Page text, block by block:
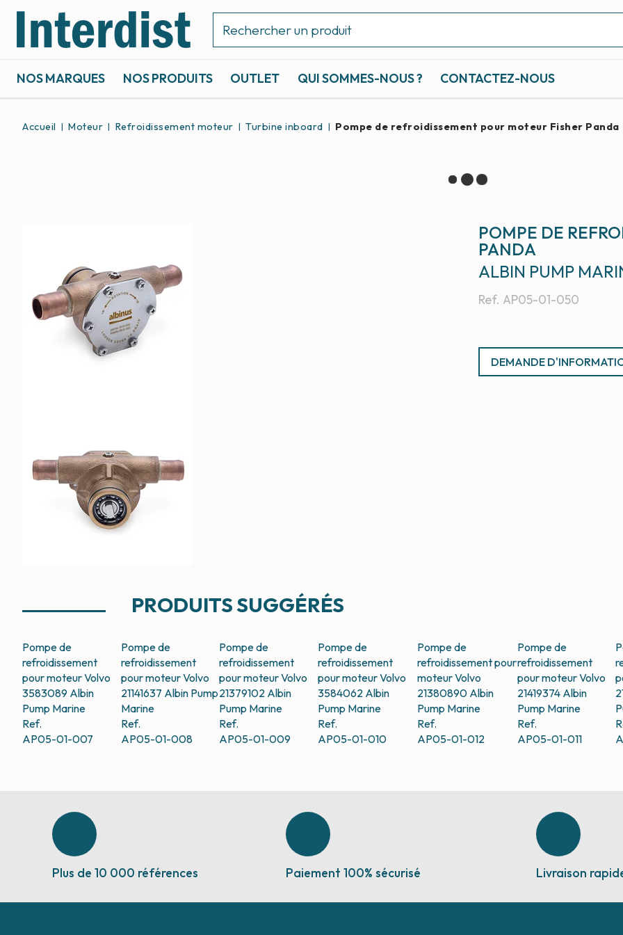
NOS MARQUES NOS PRODUITS OUTLET QUI SOMMES-NOUS ? CONTACTEZ-NOUS
Accueil Moteur Refroidissement moteur Turbine inboard Pompe de refroidissement pour moteur Fisher Panda
POMPE DE
PANDA
Ref. AP05-01-050
ALBIN PUMP
DEMANDE
PRODUITS SUGGÉRÉS
Pompe de
refroidissement
pour moteur Volvo
3583089 Albin
Pump Marine
Ref.
AP05-01-007
Pompe de
refroidissement
pour moteur Volvo
21141637 Albin Pump
Marine
Ref.
AP05-01-008
Pompe de
refroidissement
pour moteur Volvo
21379102 Albin
Pump Marine
Ref.
AP05-01-009
Pompe de
refroidissement
pour moteur Volvo
3584062 Albin
Pump Marine
Ref.
AP05-01-010
Pompe de
refroidissement pour
moteur Volvo
21380890 Albin
Pump Marine
Ref.
AP05-01-012
Pompe de
refroidissement
pour moteur Volvo
21419374 Albin
Pump Marine
Ref.
AP05-01-011
Plus de 10 000 références Paiement 100% sécurisé Livraison